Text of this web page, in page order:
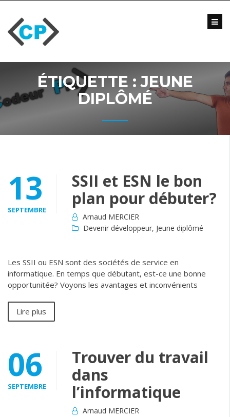
Blog
Vidéo
Formations
Entreprise
je
contacter
content
ÉTIQUETTE :JEUNE
DIPLÔMÉ
13
SEPTEMBRE
SSII et ESN le bon
plan pour débuter?
Arnaud MERCIER
Devenir développeur, Jeune diplômé
Les SSII ou ESN sont des sociétés de service en
informatique. En temps que débutant, est-ce une bonne
opportunitée? Voyons les avantages et inconvénients
Lire plus
06
SEPTEMBRE
Trouver du travail
dans
l’informatique
Arnaud MERCIER